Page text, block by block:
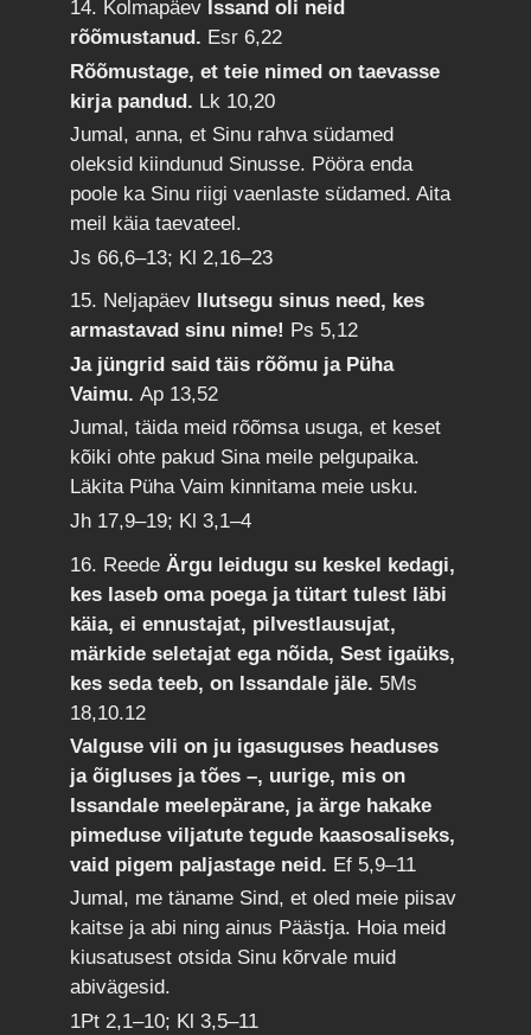
14. Kolmapäev Issand oli neid
rõõmustanud. Esr 6,22
Rõõmustage, et teie nimed on taevasse
kirja pandud. Lk 10,20
Jumal, anna, et Sinu rahva südamed
oleksid kiindunud Sinusse. Pööra enda
poole ka Sinu riigi vaenlaste südamed. Aita
meil käia taevateel.
Js 66,6–13; Kl 2,16–23
15. Neljapäev
Ilutsegu sinus need, kes
armastavad sinu nime! Ps 5,12
Ja jüngrid said täis rõõmu ja Püha
Vaimu.Ap 13,52
Jumal, täida meid rõõmsa usuga, et keset
kõiki ohte pakud Sina meile pelgupaika.
Läkita Püha Vaim kinnitama meie usku.
Jh 17,9–19; Kl 3,1–4
16. Reede Ärgu leidugu su keskel kedagi,
kes laseb oma poega ja tütart tulest läbi
käia, ei ennustajat, pilvestlausujat,
märkide seletajat ega nõida, Sest igaüks,
kes seda teeb, on Issandale jäle. 5Ms
18,10.12
Valguse vili on ju igasuguses headuses
ja õigluses ja tões –, uurige, mis on
Issandale meelepärane, ja ärge hakake
pimeduse viljatute tegude kaasosaliseks,
vaid pigem paljastage neid. Ef 5,9–11
Jumal, me täname Sind, et oled meie piisav
kaitse ja abi ning ainus Päästja. Hoia meid
kiusatusest otsida Sinu kõrvale muid
abivägesid.
1Pt 2,1–10; Kl 3,5–11